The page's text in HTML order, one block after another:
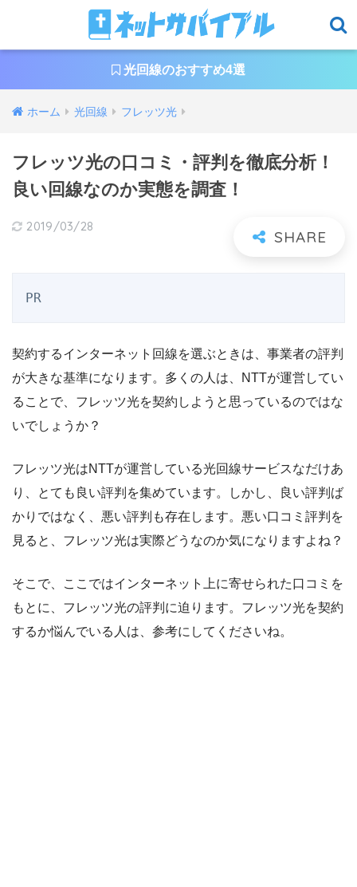
光回線のおすすめ4選
ホーム 光回線 フレッツ光
フレッツ光の口コミ・評判を徹底分析！
良い回線なのか実態を調査！
2019/03/28
PR
契約するインターネット回線を選ぶときは、事業者の評判
が大きな基準になります。多くの人は、NTTが運営してい
ることで、フレッツ光を契約しようと思っているのではな
いでしょうか？
フレッツ光はNTTが運営している光回線サービスなだけあ
り、とても良い評判を集めています。しかし、良い評判ば
かりではなく、悪い評判も存在します。悪い口コミ評判を
見ると、フレッツ光は実際どうなのか気になりますよね？
そこで、ここではインターネット上に寄せられた口コミを
もとに、フレッツ光の評判に迫ります。フレッツ光を契約
するか悩んでいる人は、参考にしてくださいね。